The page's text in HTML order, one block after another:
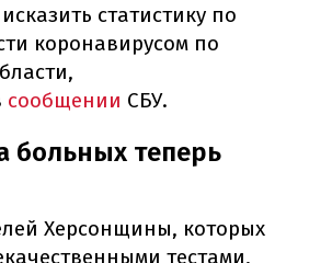
статистику по
коронавирусом по
сообщении СБУ.
больных теперь
Херсонщины, которых
тестами,